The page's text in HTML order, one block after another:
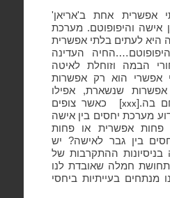
אפשרית אחת ב'אריאן'
אישה והיפופוטם. מערכת
היא לעתים בלתי אפשרית
העדינה
הבמה וזוחלת לאיטה
אפשרי הוא רק אפשרות
שנשארת, אפילו
בה.[xxx
]
כאשר צופים
מערכת יחסים בין אישה
פחות אפשרית או פחות
בין גבר לאישה? יש
בניסיונות ההתקרבות של
חמלה שאובדת לנו
מנתחים בעייתיות ביחסי